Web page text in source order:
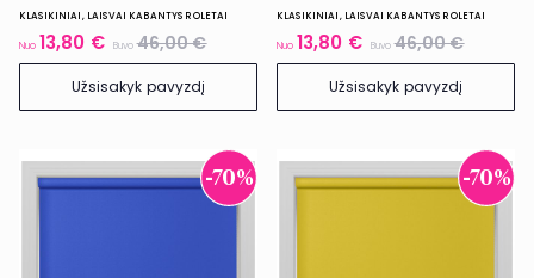
KLASIKINIAI, LAISVAI KABANTYS ROLETAI
Nuo 13,80 € Buvo46,00 €
Užsisakyk pavyzdį
KLASIKINIAI, LAISVAI KABANTYS ROLETAI
Nuo 13,80 € Buvo46,00 €
Užsisakyk pavyzdį
-70% -70%